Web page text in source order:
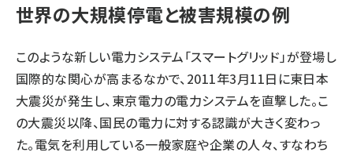
新井宏征 (277)
ngn (262)
大串 (210)
aitras (176)
タンデム (140)
世界の大規模停電と被害規模の例
このような新しい電力システム「スマートグリッド」が登場し
国際的な関心が高まるなかで、2011年3月11日に東日本
大震災が発生し、東京電力の電力システムを直撃した。こ
の大震災以降、国民の電力に対する認識が大きく変わっ
た。電気を利用している一般家庭や企業の人々、すなわち